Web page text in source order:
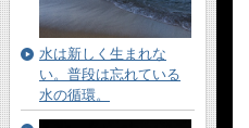
水は新しく生まれな
い。普段は忘れている
水の循環。